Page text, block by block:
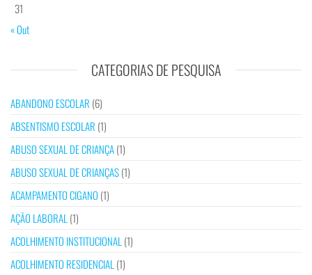
31
« Out
CATEGORIAS DE PESQUISA
ABANDONO ESCOLAR (6)
ABSENTISMO ESCOLAR (1)
ABUSO SEXUAL DE CRIANÇA(1)
ABUSO SEXUAL DE CRIANÇAS(1)
ACAMPAMENTO CIGANO (1)
AÇÃO LABORAL (1)
ACOLHIMENTO INSTITUCIONAL (1)
ACOLHIMENTO RESIDENCIAL (1)